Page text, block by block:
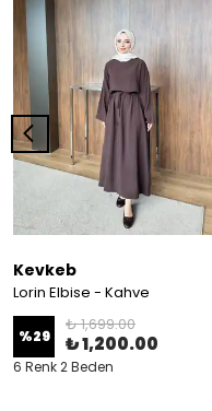
Kevkeb
Lorin Elbise - Kahve
%29
₺ 1,699.00
₺ 1,200.00
6 Renk 2 Beden